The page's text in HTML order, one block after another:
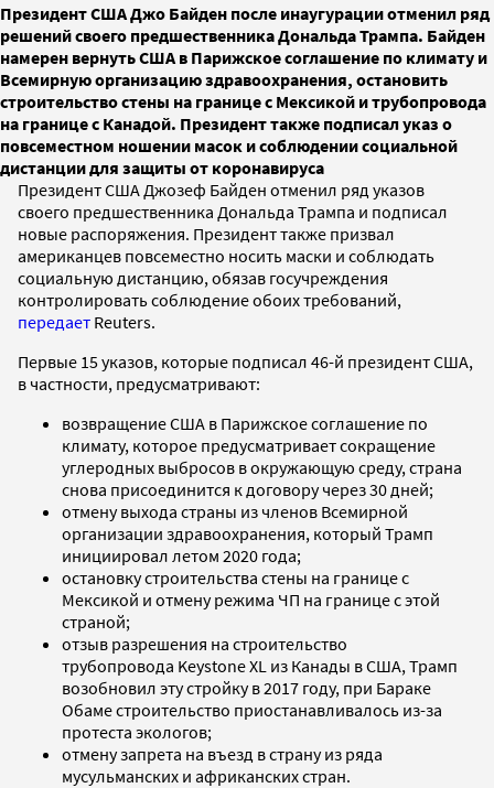
Президент США Джо Байден после инаугурации отменил ряд
решений своего предшественника Дональда Трампа. Байден
намерен вернуть США в Парижское соглашение по климату и
Всемирную организацию здравоохранения, остановить
строительство стены на границе с Мексикой и трубопровода
на границе с Канадой. Президент также подписал указ о
повсеместном ношении масок и соблюдении социальной
дистанции для защиты от коронавируса
Президент США Джозеф Байден отменил ряд указов
своего предшественника Дональда Трампа и подписал
новые распоряжения. Президент также призвал
американцев повсеместно носить маски и соблюдать
социальную дистанцию, обязав госучреждения
контролировать соблюдение обоих требований,
передает Reuters.
Первые 15 указов, которые подписал 46-й президент США,
в частности, предусматривают:
возвращение США в Парижское соглашение по
климату, которое предусматривает сокращение
углеродных выбросов в окружающую среду, страна
снова присоединится к договору через 30 дней;
отмену выхода страны из членов Всемирной
организации здравоохранения, который Трамп
инициировал летом 2020 года;
остановку строительства стены на границе с
Мексикой и отмену режима ЧП на границе с этой
страной;
отзыв разрешения на строительство
трубопровода Keystone XL из Канады в США, Трамп
возобновил эту стройку в 2017 году, при Бараке
Обаме строительство приостанавливалось из-за
протеста экологов;
отмену запрета на въезд в страну из ряда
мусульманских и африканских стран.